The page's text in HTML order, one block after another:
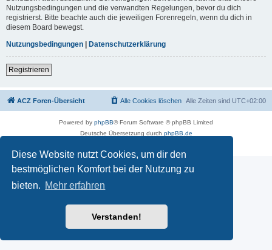
Diese Website nutzt Cookies, um dir den
bestmöglichen Komfort bei der Nutzung zu
bieten. Mehr erfahren
Verstanden!
Nutzungsbedingungen und die verwandten Regelungen, bevor du dich
registrierst. Bitte beachte auch die jeweiligen Forenregeln, wenn du dich in
diesem Board bewegst.
Nutzungsbedingungen | Datenschutzerklärung
Registrieren
ACZ Foren-Übersicht Alle Zeiten sind UTC+02:00
Alle Cookies löschen
Powered by phpBB® Forum Software © phpBB Limited
Deutsche Übersetzung durch phpBB.de